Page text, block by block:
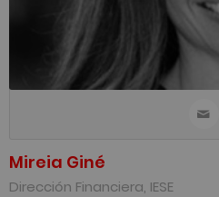
Mireia Giné
Dirección Financiera, IESE